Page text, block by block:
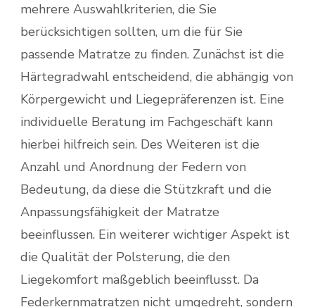
mehrere Auswahlkriterien, die Sie
berücksichtigen sollten, um die für Sie
passende Matratze zu finden. Zunächst ist die
Härtegradwahl entscheidend, die abhängig von
Körpergewicht und Liegepräferenzen ist. Eine
individuelle Beratung im Fachgeschäft kann
hierbei hilfreich sein. Des Weiteren ist die
Anzahl und Anordnung der Federn von
Bedeutung, da diese die Stützkraft und die
Anpassungsfähigkeit der Matratze
beeinflussen. Ein weiterer wichtiger Aspekt ist
die Qualität der Polsterung, die den
Liegekomfort maßgeblich beeinflusst. Da
Federkernmatratzen nicht umgedreht, sondern